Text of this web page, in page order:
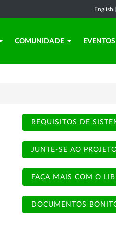
English
COMUNIDADE EVENTOS
REQUISITOS DE
JUNTE-SE AO
FAÇA MAIS COM O
DOCUMENTOS